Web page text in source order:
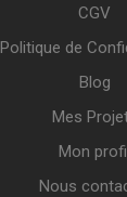
CGV
Politique de
Blog
Mes
Mon
Nous